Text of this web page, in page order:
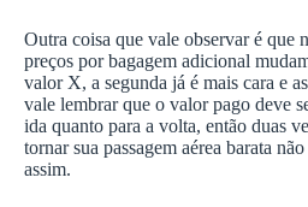
Outra coisa que vale observar é que
preços por bagagem adicional
valor X, a segunda já é mais cara e
vale lembrar que o valor pago deve
ida quanto para a volta, então duas
tornar sua passagem aérea barata
assim.